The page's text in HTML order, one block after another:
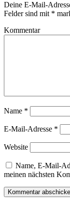
Deine E-Mail-
Felder sind mit *
Kommentar
Name *
E-Mail-Adresse *
Website
Name, E-Mail-
meinen nächsten